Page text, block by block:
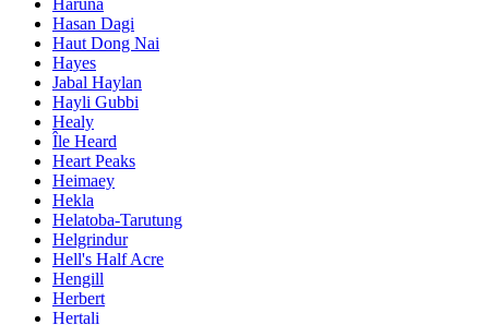
Hasan Dagi
Haut Dong Nai
Hayes
Jabal Haylan
Hayli Gubbi
Healy
Île Heard
Heart Peaks
Heimaey
Hekla
Helatoba-Tarutung
Helgrindur
Hell's Half Acre
Hengill
Herbert
Hertali